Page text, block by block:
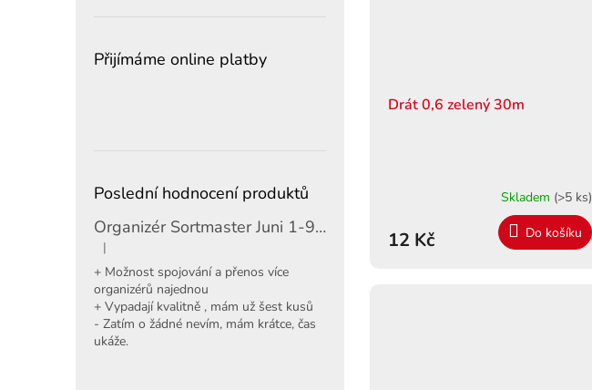
Přijímáme online platby
Poslední hodnocení produktů
Organizér Sortmaster Juni 1-97-483
Hodnocení produktu je 5 z 5 hvězdiček.
|
+ Možnost spojování a přenos více
organizérů najednou
+ Vypadají kvalitně , mám už šest kusů
- Zatím o žádné nevím, mám krátce, čas
ukáže.
Drát 0,6 zelený 30m
Skladem (>5 ks)
12 Kč Do košíku